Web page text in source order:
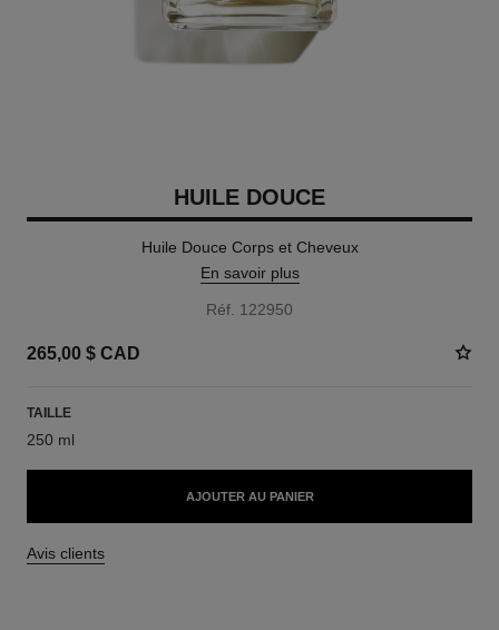
HUILE DOUCE
Huile Douce Corps et Cheveux
En savoir plus
Réf. 122950
265,00 $ CAD
TAILLE
250 ml
AJOUTER AU PANIER
Avis clients